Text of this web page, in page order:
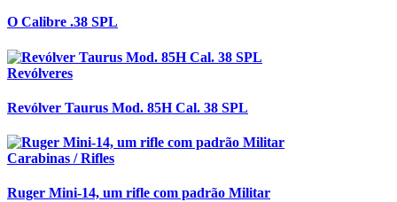
O Calibre .38 SPL
Revólveres
Revólver Taurus Mod. 85H Cal. 38 SPL
Carabinas / Rifles
Ruger Mini-14, um rifle com padrão Militar